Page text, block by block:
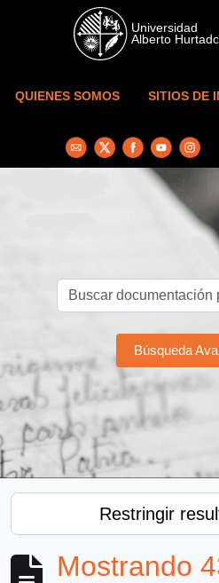
Skip to main content
QUIENES SOMOS SITIOS DE
Búsqueda
Restringir
Mostrando